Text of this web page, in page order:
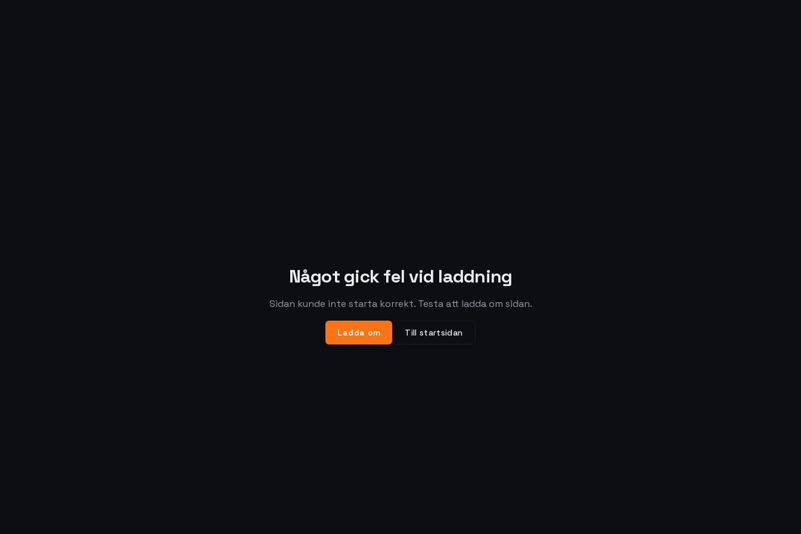
Något gick fel vid laddning
Sidan kunde inte starta korrekt. Testa att ladda om sidan.
Ladda om Till startsidan